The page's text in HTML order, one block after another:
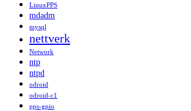
LinuxPPS
mdadm
mysql
nettverk
Network
ntp
ntpd
odroid
odroid-c1
pps-gpio